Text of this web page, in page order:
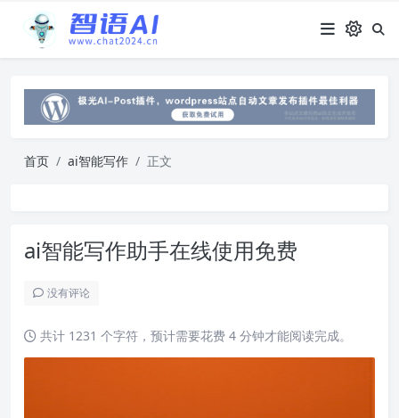
首页 ai智能写作 正文
ai智能写作助手在线使用免费
没有评论
共计 1231 个字符，预计需要花费 4 分钟才能阅读完成。